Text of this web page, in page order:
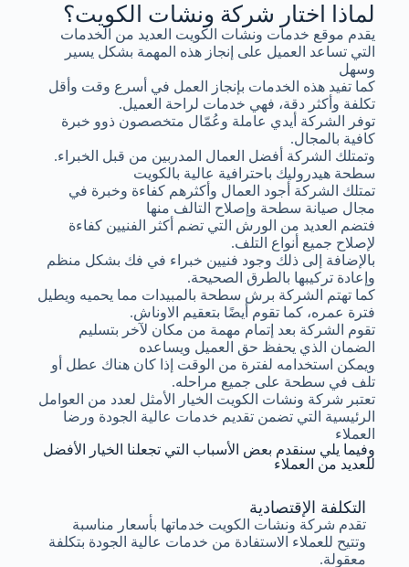
لماذا اختار شركة ونشات الكويت؟
يقدم موقع خدمات ونشات الكويت العديد من الخدمات
التي تساعد العميل على إنجاز هذه المهمة بشكل يسير
وسهل
كما تفيد هذه الخدمات بإنجاز العمل في أسرع وقت وأقل
تكلفة وأكثر دقة، فهي خدمات لراحة العميل.
توفر الشركة أيدي عاملة وعُمّال متخصصون ذوو خبرة
كافية بالمجال.
وتمتلك الشركة أفضل العمال المدربين من قبل الخبراء.
سطحة هيدروليك باحترافية عالية بالكويت
تمتلك الشركة أجود العمال وأكثرهم كفاءة وخبرة في
مجال صيانة سطحة وإصلاح التالف منها
فتضم العديد من الورش التي تضم أكثر الفنيين كفاءة
لإصلاح جميع أنواع التلف.
بالإضافة إلى ذلك وجود فنيين خبراء في فك بشكل منظم
وإعادة تركيبها بالطرق الصحيحة.
كما تهتم الشركة برش سطحة بالمبيدات مما يحميه ويطيل
فترة عمره، كما تقوم أيضًا بتعقيم الاوناش.
تقوم الشركة بعد إتمام مهمة من مكان لآخر بتسليم
الضمان الذي يحفظ حق العميل ويساعده
ويمكن استخدامه لفترة من الوقت إذا كان هناك عطل أو
تلف في سطحة على جميع مراحله.
تعتبر شركة ونشات الكويت الخيار الأمثل لعدد من العوامل
الرئيسية التي تضمن تقديم خدمات عالية الجودة ورضا
العملاء
وفيما يلي سنقدم بعض الأسباب التي تجعلنا الخيار الأفضل
للعديد من العملاء
التكلفة الإقتصادية
تقدم شركة ونشات الكويت خدماتها بأسعار مناسبة
وتتيح للعملاء الاستفادة من خدمات عالية الجودة بتكلفة
معقولة.